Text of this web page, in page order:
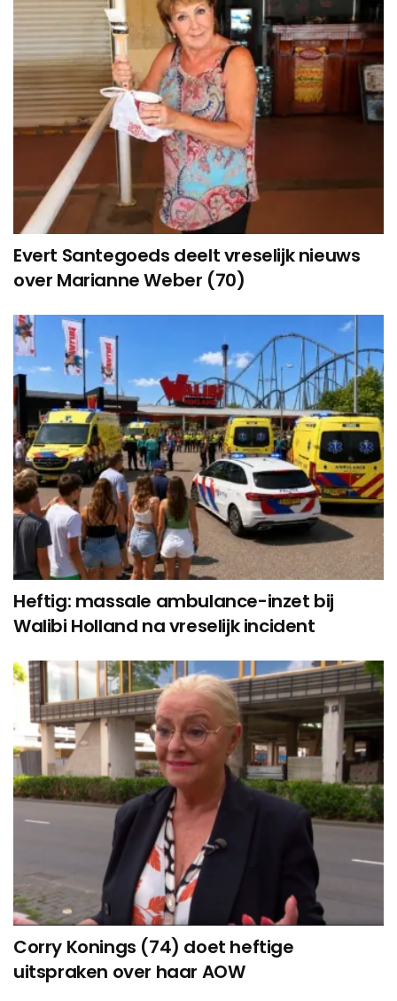
Evert Santegoeds deelt vreselijk nieuws
over Marianne Weber (70)
Heftig: massale ambulance-inzet bij
Walibi Holland na vreselijk incident
Corry Konings (74) doet heftige
uitspraken over haar AOW